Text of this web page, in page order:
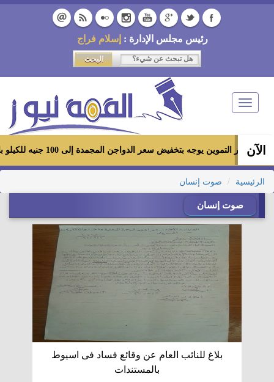
رئيس مجلس الإدارة : إسلام فراج
Toggle
navigation
الآنوزير التموين يوجه بتخفيض سعر الدواجن المجمدة إلى 100 جنيه للكيلو بالمجمعات الاستهلاكية ومعارض «أهلاً رمضان»
الرئيسية صوت إنسان
صوت إنسان
بلاغ للنائب العام عن وقائع فساد فى اسيوط
بالمستندات